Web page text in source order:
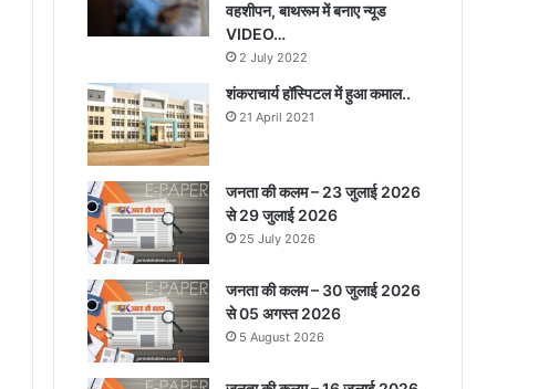
वहशीपन, बाथरूम में बनाए न्यूड
VIDEO…
2 July 2022
शंकराचार्य हॉस्पिटल में हुआ कमाल..
21 April 2021
जनता की कलम – 23 जुलाई 2026
से 29 जुलाई 2026
25 July 2026
जनता की कलम – 30 जुलाई 2026
से 05 अगस्त 2026
5 August 2026